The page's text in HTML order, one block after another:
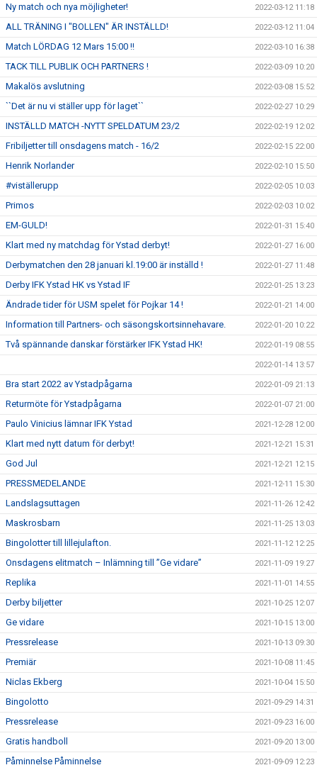
Ny match och nya möjligheter! 2022-03-12 11:18
ALL TRÄNING I "BOLLEN" ÄR INSTÄLLD! 2022-03-12 11:04
Match LÖRDAG 12 Mars 15:00 !! 2022-03-10 16:38
TACK TILL PUBLIK OCH PARTNERS ! 2022-03-09 10:20
Makalös avslutning 2022-03-08 15:52
``Det är nu vi ställer upp för laget`` 2022-02-27 10:29
INSTÄLLD MATCH -NYTT SPELDATUM 23/2 2022-02-19 12:02
Fribiljetter till onsdagens match - 16/2 2022-02-15 22:00
Henrik Norlander 2022-02-10 15:50
#viställerupp 2022-02-05 10:03
Primos 2022-02-03 10:02
EM-GULD! 2022-01-31 15:40
Klart med ny matchdag för Ystad derbyt! 2022-01-27 16:00
Derbymatchen den 28 januari kl.19:00 är inställd ! 2022-01-27 11:48
Derby IFK Ystad HK vs Ystad IF 2022-01-25 13:23
Ändrade tider för USM spelet för Pojkar 14 ! 2022-01-21 14:00
Information till Partners- och säsongskortsinnehavare. 2022-01-20 10:22
Två spännande danskar förstärker IFK Ystad HK! 2022-01-19 08:55
2022-01-14 13:57
Bra start 2022 av Ystadpågarna 2022-01-09 21:13
Returmöte för Ystadpågarna 2022-01-07 21:00
Paulo Vinicius lämnar IFK Ystad 2021-12-28 12:00
Klart med nytt datum för derbyt! 2021-12-21 15:31
God Jul 2021-12-21 12:15
PRESSMEDELANDE 2021-12-11 15:30
Landslagsuttagen 2021-11-26 12:42
Maskrosbarn 2021-11-25 13:03
Bingolotter till lillejulafton. 2021-11-12 12:25
Onsdagens elitmatch – Inlämning till ”Ge vidare” 2021-11-09 19:27
Replika 2021-11-01 14:55
Derby biljetter 2021-10-25 12:07
Ge vidare 2021-10-15 13:00
Pressrelease 2021-10-13 09:30
Premiär 2021-10-08 11:45
Niclas Ekberg 2021-10-04 15:50
Bingolotto 2021-09-29 14:31
Pressrelease 2021-09-23 16:00
Gratis handboll 2021-09-20 13:00
Påminnelse Påminnelse 2021-09-09 12:23